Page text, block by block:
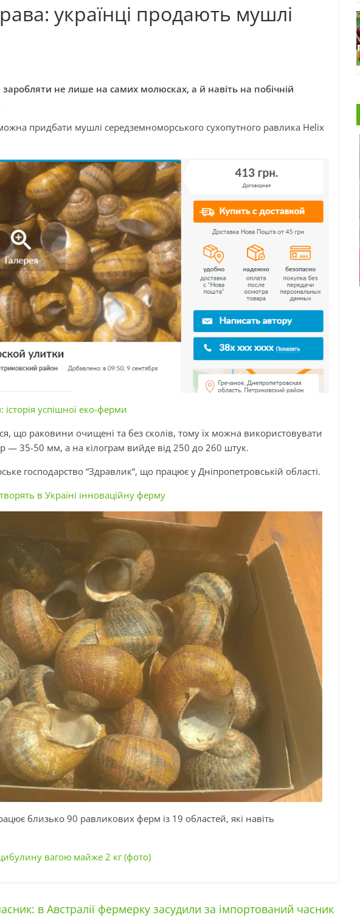
українці продають мушлі
заробляти не лише на самих молюсках, а й навіть на побічній
придбати мушлі середземноморського сухопутного равлика Helix
історія успішної еко-ферми
що раковини очищені та безсколів, тому їх можна використовувати
— 35-50 мм, а на кілограм вийде від 250 до 260 штук.
господарство “Здравлик“, що працює у Дніпропетровській області.
в Україні інноваційну ферму
близько 90 равликових ферм із 19 областей, які навіть
вагою майже 2 кг (фото)
в Австралії фермерку засудили за імпортований часник